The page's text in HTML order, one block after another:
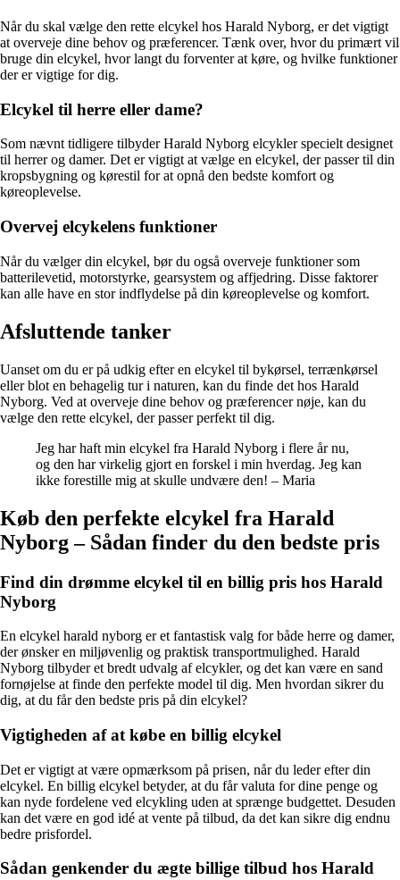
Når du skal vælge den rette elcykel hos Harald Nyborg, er det vigtigt
at overveje dine behov og præferencer. Tænk over, hvor du primært vil
bruge din elcykel, hvor langt du forventer at køre, og hvilke funktioner
der er vigtige for dig.
Elcykel til herre eller dame?
Som nævnt tidligere tilbyder Harald Nyborg elcykler specielt designet
til herrer og damer. Det er vigtigt at vælge en elcykel, der passer til din
kropsbygning og kørestil for at opnå den bedste komfort og
køreoplevelse.
Overvej elcykelens funktioner
Når du vælger din elcykel, bør du også overveje funktioner som
batterilevetid, motorstyrke, gearsystem og affjedring. Disse faktorer
kan alle have en stor indflydelse på din køreoplevelse og komfort.
Afsluttende tanker
Uanset om du er på udkig efter en elcykel til bykørsel, terrænkørsel
eller blot en behagelig tur i naturen, kan du finde det hos Harald
Nyborg. Ved at overveje dine behov og præferencer nøje, kan du
vælge den rette elcykel, der passer perfekt til dig.
Jeg har haft min elcykel fra Harald Nyborg i flere år nu,
og den har virkelig gjort en forskel i min hverdag. Jeg kan
ikke forestille mig at skulle undvære den! – Maria
Køb den perfekte elcykel fra Harald
Nyborg – Sådan finder du den bedste pris
Find din drømme elcykel til en billig pris hos Harald
Nyborg
En elcykel harald nyborg er et fantastisk valg for både herre og damer,
der ønsker en miljøvenlig og praktisk transportmulighed. Harald
Nyborg tilbyder et bredt udvalg af elcykler, og det kan være en sand
fornøjelse at finde den perfekte model til dig. Men hvordan sikrer du
dig, at du får den bedste pris på din elcykel?
Vigtigheden af at købe en billig elcykel
Det er vigtigt at være opmærksom på prisen, når du leder efter din
elcykel. En billig elcykel betyder, at du får valuta for dine penge og
kan nyde fordelene ved elcykling uden at sprænge budgettet. Desuden
kan det være en god idé at vente på tilbud, da det kan sikre dig endnu
bedre prisfordel.
Sådan genkender du ægte billige tilbud hos Harald